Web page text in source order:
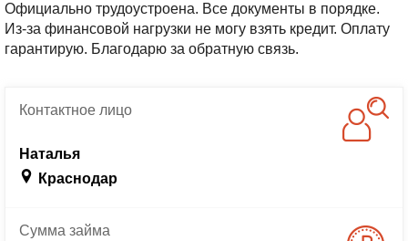
Официально трудоустроена. Все документы в порядке.
Из-за финансовой нагрузки не могу взять кредит. Оплату
гарантирую. Благодарю за обратную связь.
Контактноелицо
Наталья
Краснодар
Суммазайма